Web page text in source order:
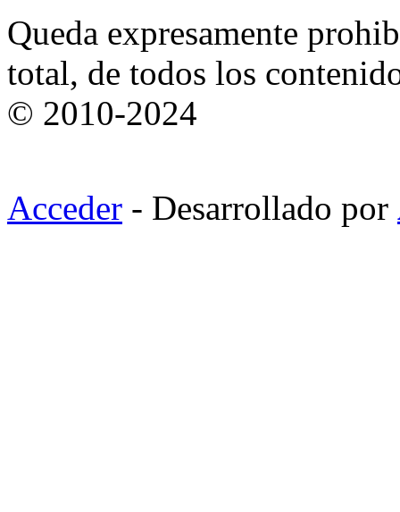
Queda expresamente
total, de todos los
© 2010-2024
Acceder - Desarrollado por